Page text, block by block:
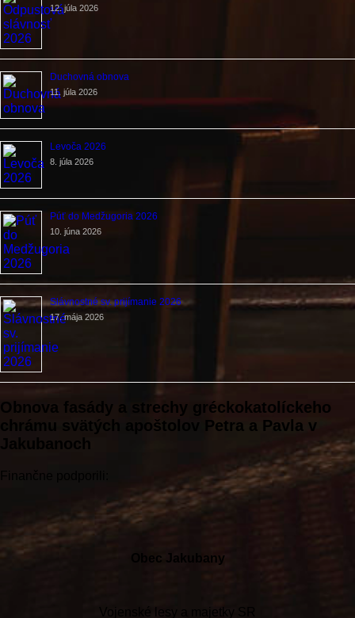
12. júla 2026
Duchovná obnova
11. júla 2026
Levoča 2026
8. júla 2026
Púť do Medžugoria 2026
10. júna 2026
Slávnostné sv. prijímanie 2026
17. mája 2026
Obnova fasády a strechy gréckokatolíckeho
chrámu svätých apoštolov Petra a Pavla v
Jakubanoch
Obec Jakubany
Vojenské lesy a majetky SR